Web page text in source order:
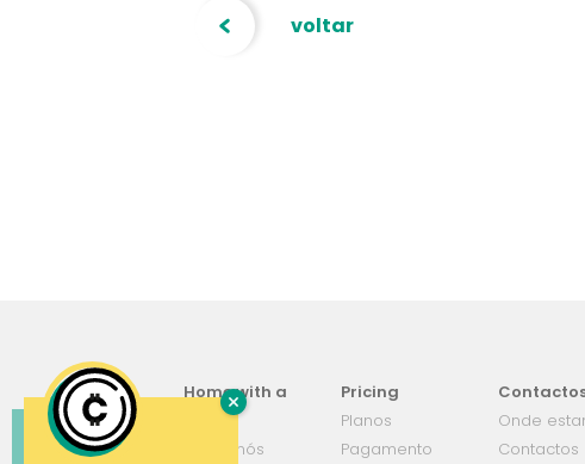
voltar
Home with a
Sobre nós
Pricing
Planos
Pagamento
Onde
Contactos